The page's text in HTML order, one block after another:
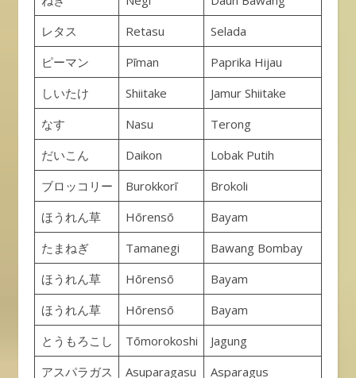
レタス
Retasu
Selada
ピーマン
Pīman
Paprika Hijau
しいたけ
Shiitake
Jamur Shiitake
なす
Nasu
Terong
だいこん
Daikon
Lobak Putih
ブロッコリー
Burokkorī
Brokoli
ほうれん草
Hōrensō
Bayam
たまねぎ
Tamanegi
Bawang Bombay
ほうれん草
Hōrensō
Bayam
ほうれん草
Hōrensō
Bayam
とうもろこし
Tōmorokoshi
Jagung
アスパラガス
Asuparagasu Asparagus